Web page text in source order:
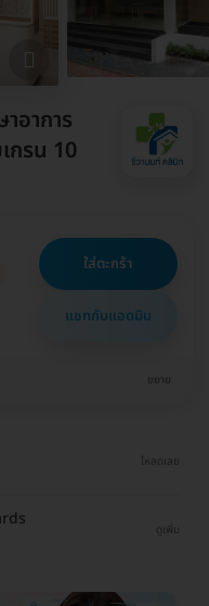
อาการ
กรน 10
ใส่ตะกร้า
แชทกับแอดมิน
ขยาย
โหลดเลย
ดูเพิ่ม